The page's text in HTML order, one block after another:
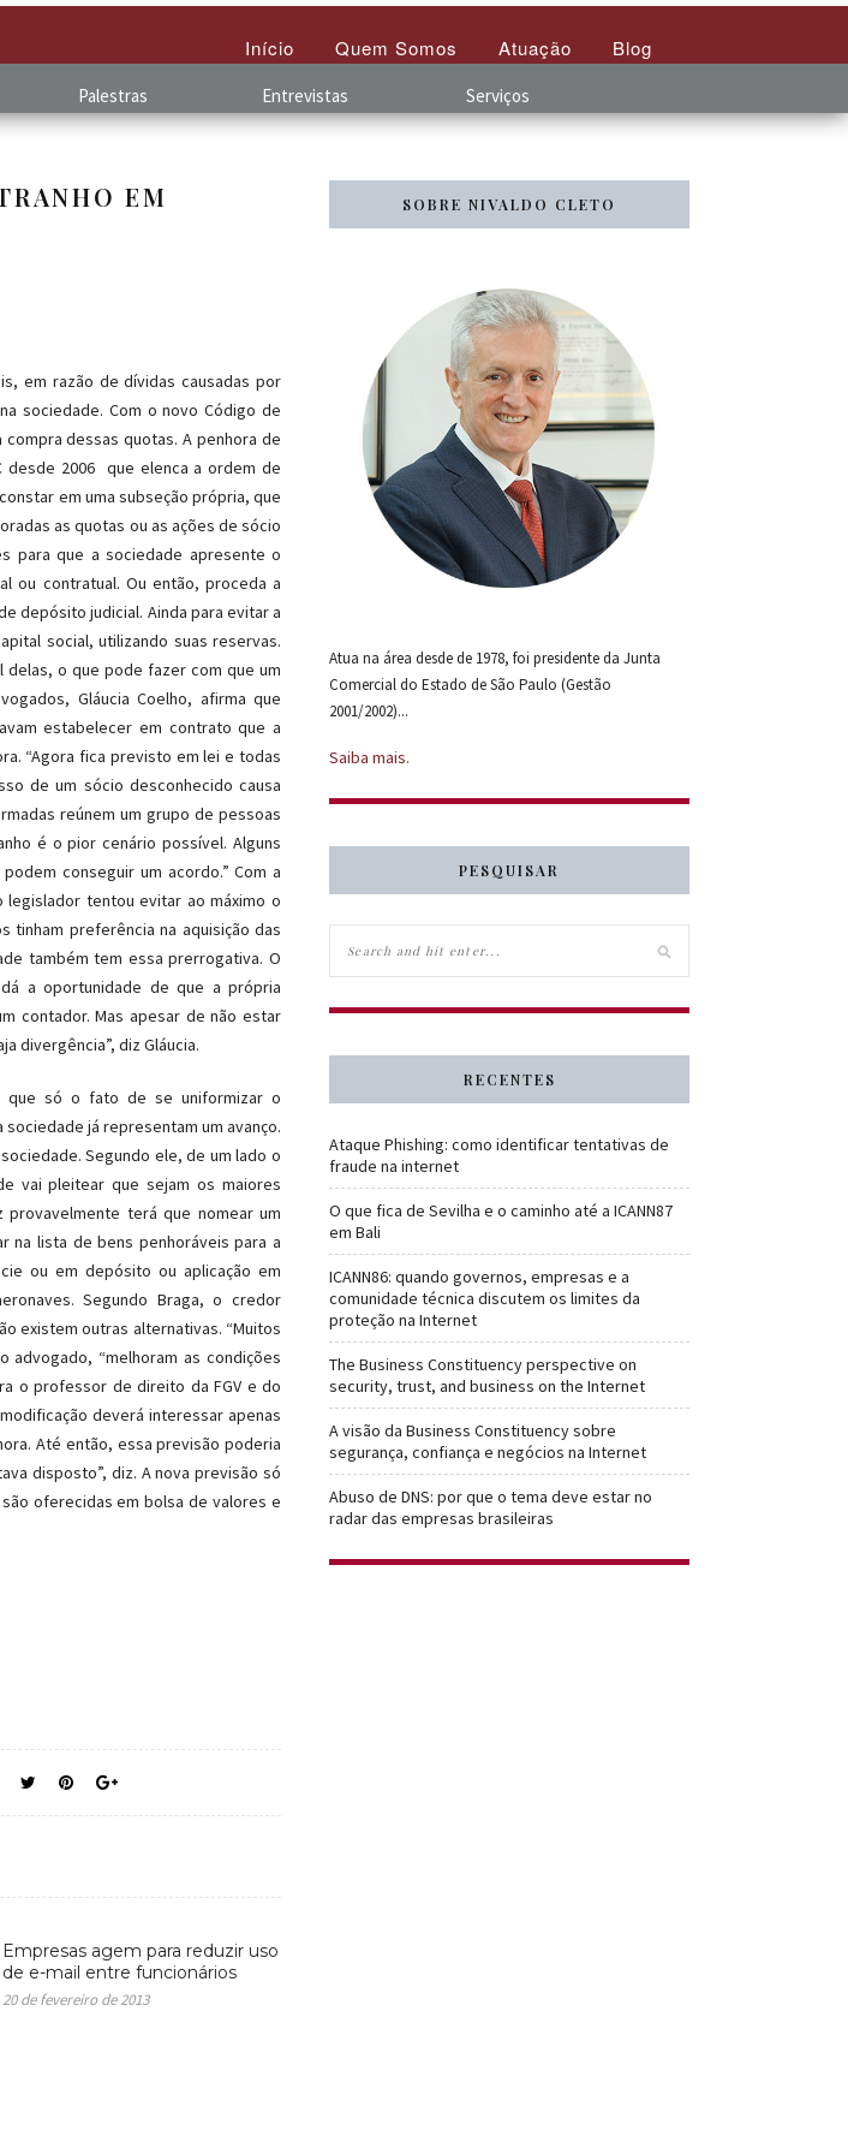
Início Quem Somos Atuação Blog
Palestras Entrevistas Serviços
EM
em razão de dívidas causadas por
sociedade. Com o novo Código de
dessas quotas. A penhora de
2006 ­ que elenca a ordem de
em uma subseção própria, que
as quotas ou as ações de sócio
para que a sociedade apresente o
ou contratual. Ou então, proceda a
depósito judicial. Ainda para evitar a
social, utilizando suas reservas.
o que pode fazer com que um
Gláucia Coelho, afirma que
estabelecer em contrato que a
“Agora fica previsto em lei e todas
de um sócio desconhecido causa
reúnem um grupo de pessoas
é o pior cenário possível. Alguns
conseguir um acordo.” Com a
tentou evitar ao máximo o
tinham preferência na aquisição das
também tem essa prerrogativa. O
a oportunidade de que a própria
contador. Mas apesar de não estar
divergência”, diz Gláucia.
que só o fato de se uniformizar o
já representam um avanço.
Segundo ele, de um lado o
vai pleitear que sejam os maiores
terá que nomear um
na lista de bens penhoráveis para a
ou em depósito ou aplicação em
Segundo Braga, o credor
existem outras alternativas. “Muitos
“melhoram as condições
o professor de direito da FGV e do
deverá interessar apenas
Até então, essa previsão poderia
disposto”, diz. A nova previsão só
oferecidas em bolsa de valores e
Empresas agem para reduzir uso
de e-mail entre funcionários
20 de fevereiro de 2013
SOBRE NIVALDO CLETO
Atua na área desde de 1978, foi presidente da Junta
Comercial do Estado de São Paulo (Gestão
2001/2002)...
Saiba mais.
PESQUISAR
RECENTES
Ataque Phishing: como identificar tentativas de
fraude na internet
O que fica de Sevilha e o caminho até a ICANN87
em Bali
ICANN86: quando governos, empresas e a
comunidade técnica discutem os limites da
proteção na Internet
The Business Constituency perspective on
security, trust, and business on the Internet
A visão da Business Constituency sobre
segurança, confiança e negócios na Internet
Abuso de DNS: por que o tema deve estar no
radar das empresas brasileiras